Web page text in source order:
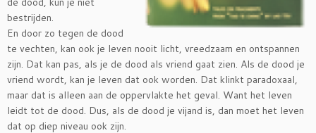
bestrijden.
En door zo tegen de dood
te vechten, kan ook je leven nooit licht, vreedzaam en ontspannen
zijn. Dat kan pas, als je de dood als vriend gaat zien. Als de dood je
vriend wordt, kan je leven dat ook worden. Dat klinkt paradoxaal,
maar dat is alleen aan de oppervlakte het geval. Want het leven
leidt tot de dood. Dus, als de dood je vijand is, dan moet het leven
dat op diep niveau ook zijn.